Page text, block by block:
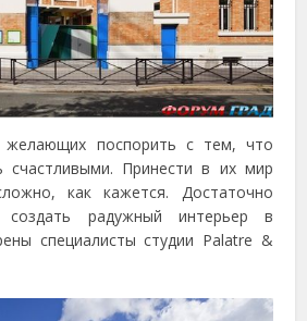
желающих поспорить с тем, что
Принести в их мир
как кажется. Достаточно
создать радужный интерьер в
специалисты студии Palatre &